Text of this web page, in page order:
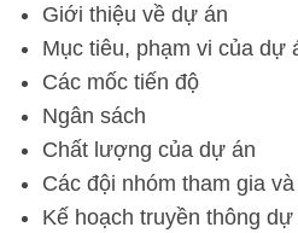
Giới thiệu về dự án
Mục tiêu, phạm vi của dự
Các mốc tiến độ
Ngân sách
Chất lượng của dự án
Các đội nhóm tham gia
Kế hoạch truyền thông dự